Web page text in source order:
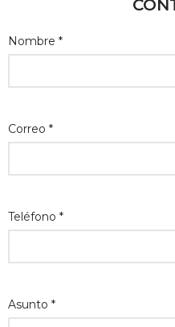
Nombre *
Correo *
Teléfono *
Asunto *